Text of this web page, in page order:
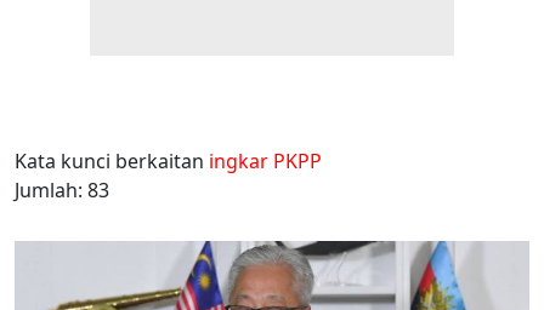
Kata kunci berkaitan ingkar PKPP
Jumlah: 83